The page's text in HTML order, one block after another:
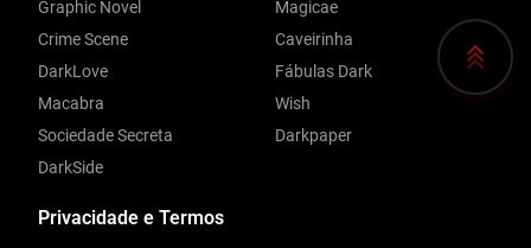
Privacidade e Termos
Graphic Novel
Crime Scene
DarkLove
Macabra
Sociedade Secreta
DarkSide
Magicae
Caveirinha
Fábulas Dark
Wish
Darkpaper